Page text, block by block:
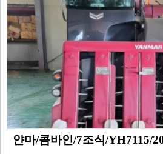
얀마/콤바인/7조식/YH7115/